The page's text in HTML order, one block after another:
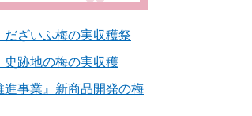
ざいふ梅の実収穫祭
跡地の梅の実収穫
事業』新商品開発の梅